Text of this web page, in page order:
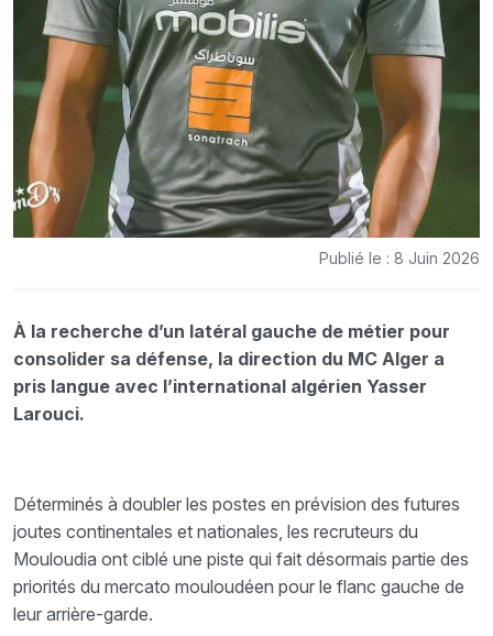
Publié le : 8 Juin 2026
À la recherche d’un latéral gauche de métier pour
consolider sa défense, la direction du MC Alger a
pris langue avec l’international algérien Yasser
Larouci.
Déterminés à doubler les postes en prévision des futures
joutes continentales et nationales, les recruteurs du
Mouloudia ont ciblé une piste qui fait désormais partie des
priorités du mercato mouloudéen pour le flanc gauche de
leur arrière-garde.